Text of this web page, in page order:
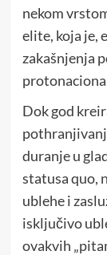
nekom
elite, koja je,
zakašnjenja
Dok god
duranje u
statusa quo,
ublehe i
isključivo
ovakvih